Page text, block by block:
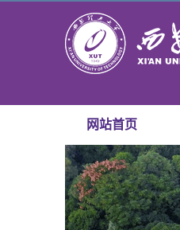
网站首页